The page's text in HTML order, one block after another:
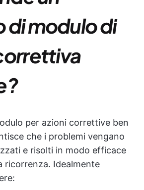
di modulo di
per azioni correttive ben
che i problemi vengano
e risolti in modo efficace
ricorrenza. Idealmente